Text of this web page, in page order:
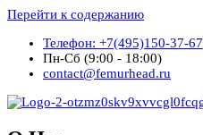
Перейти к содержанию
Телефон: +7(495)150-37-67
Пн-Сб (9:00 - 18:00)
contact@femurhead.ru